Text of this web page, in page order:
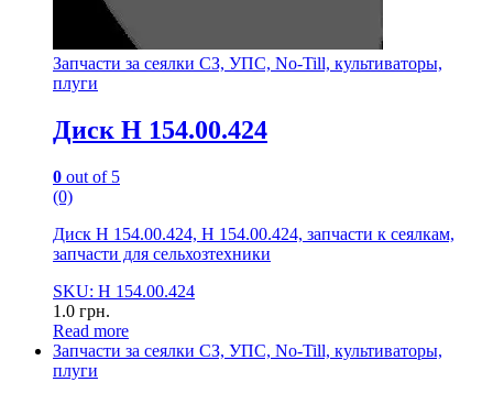
Запчасти за сеялки СЗ, УПС, No-Till, культиваторы,
плуги
Диск Н 154.00.424
0 out of 5
(0)
Диск Н 154.00.424, Н 154.00.424, запчасти к сеялкам,
запчасти для сельхозтехники
SKU: Н 154.00.424
1.0 грн.
Read more
Запчасти за сеялки СЗ, УПС, No-Till, культиваторы,
плуги